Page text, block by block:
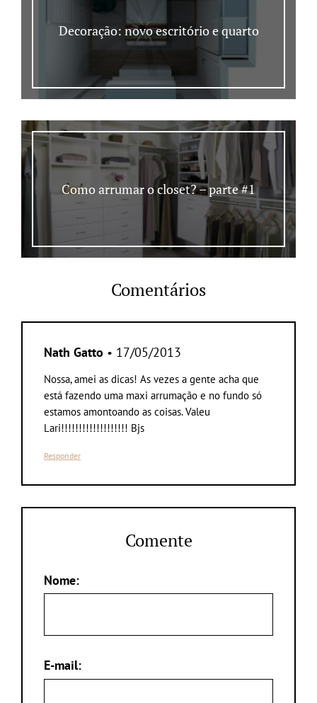
Decoração: novo escritório e quarto
Como arrumar o closet? – parte #1
Comentários
Nath Gatto • 17/05/2013
Nossa, amei as dicas! As vezes a gente acha que
está fazendo uma maxi arrumação e no fundo só
estamos amontoando as coisas. Valeu
Lari!!!!!!!!!!!!!!!!!!! Bjs
Responder
Comente
Nome:
E-mail: